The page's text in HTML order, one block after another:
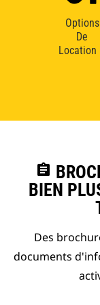
Options
De
Location
assignment
BIEN
Des
documents